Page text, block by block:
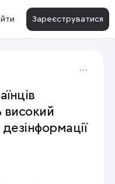
Зареєструватися